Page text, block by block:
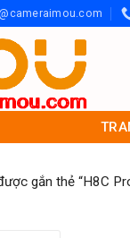
gắn thẻ “H8C